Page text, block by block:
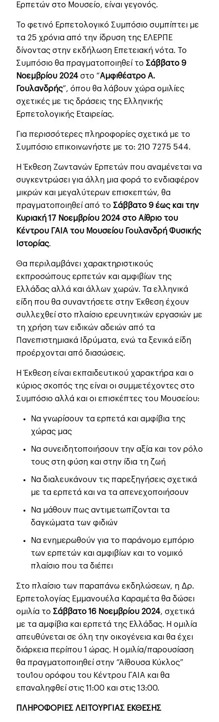
Ερπετών στο Μουσείο, είναι γεγονός.
Το φετινό Ερπετολογικό Συμπόσιο συμπίπτει με
τα 25 χρόνια από την ίδρυση της ΕΛΕΡΠΕ
δίνοντας στην εκδήλωση Επετειακή νότα. Το
Συμπόσιο θα πραγματοποιηθεί το Σάββατο 9
Νοεμβρίου 2024 στο “Αμφιθέατρο Α.
Γουλανδρής”, όπου θα λάβουν χώρα ομιλίες
σχετικές με τις δράσεις της Ελληνικής
Ερπετολογικής Εταιρείας.
Για περισσότερες πληροφορίες σχετικά με το
Συμπόσιο επικοινωνήστε με το: 210 7275 544.
Η Έκθεση Ζωντανών Ερπετών που αναμένεται να
συγκεντρώσει για άλλη μια φορά το ενδιαφέρον
μικρών και μεγαλύτερων επισκεπτών, θα
πραγματοποιηθεί από το Σάββατο 9 έως και την
Κυριακή 17 Νοεμβρίου 2024 στο Αίθριο του
Κέντρου ΓΑΙΑ του Μουσείου Γουλανδρή Φυσικής
Ιστορίας.
Θα περιλαμβάνει χαρακτηριστικούς
εκπροσώπους ερπετών και αμφιβίων της
Ελλάδας αλλά και άλλων χωρών. Τα ελληνικά
είδη που θα συναντήσετε στην Έκθεση έχουν
συλλεχθεί στο πλαίσιο ερευνητικών εργασιών με
τη χρήση των ειδικών αδειών από τα
Πανεπιστημιακά Ιδρύματα, ενώ τα ξενικά είδη
προέρχονται από διασώσεις.
Η Έκθεση είναι εκπαιδευτικού χαρακτήρα και ο
κύριος σκοπός της είναι οι συμμετέχοντες στο
Συμπόσιο αλλά και οι επισκέπτες του Μουσείου:
Να γνωρίσουν τα ερπετά και αμφίβια της
χώρας μας
Να συνειδητοποιήσουν την αξία και τον ρόλο
τους στη φύση και στην ίδια τη ζωή
Να διαλευκάνουν τις παρεξηγήσεις σχετικά
με τα ερπετά και να τα απενεχοποιήσουν
Να μάθουν πως αντιμετωπίζονται τα
δαγκώματα των φιδιών
Να ενημερωθούν για το παράνομο εμπόριο
των ερπετών και αμφιβίων και το νομικό
πλαίσιο που τα διέπει
Στο πλαίσιο των παραπάνω εκδηλώσεων, η Δρ.
Ερπετολογίας Εμμανουέλα Καραμέτα θα δώσει
ομιλία το Σάββατο 16 Νοεμβρίου 2024, σχετικά
με τα αμφίβια και ερπετά της Ελλάδας. Η ομιλία
απευθύνεται σε όλη την οικογένεια και θα έχει
διάρκεια περίπου 1 ώρας. Η ομιλία/παρουσίαση
θα πραγματοποιηθεί στην “Αίθουσα Κύκλος”
του1ου ορόφου του Κέντρου ΓΑΙΑ και θα
επαναληφθεί στις 11:00 και στις 13:00.
ΠΛΗΡΟΦΟΡΙΕΣ ΛΕΙΤΟΥΡΓΙΑΣ ΕΚΘΕΣΗΣ